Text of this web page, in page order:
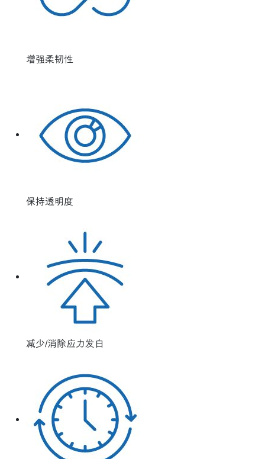
增强柔韧性
保持透明度
减少/消除应力发白